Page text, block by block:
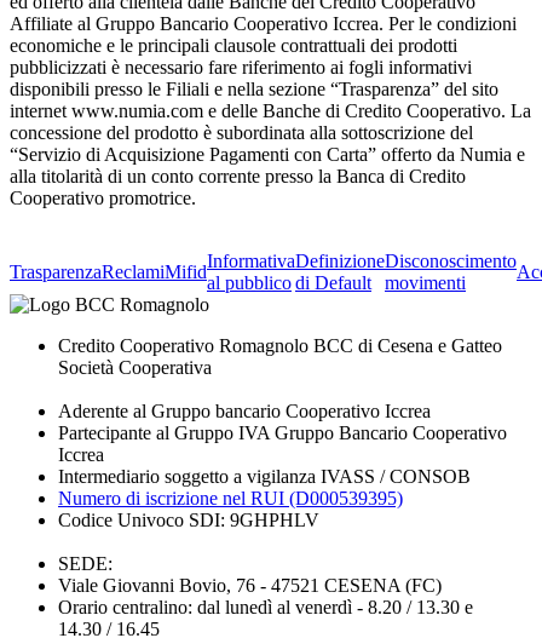
Affiliate al Gruppo Bancario Cooperativo Iccrea. Per le condizioni
economiche e le principali clausole contrattuali dei prodotti
pubblicizzati è necessario fare riferimento ai fogli informativi
disponibili presso le Filiali e nella sezione “Trasparenza” del sito
internet www.numia.com e delle Banche di Credito Cooperativo. La
concessione del prodotto è subordinata alla sottoscrizione del
“Servizio di Acquisizione Pagamenti con Carta” offerto da Numia e
alla titolarità di un conto corrente presso la Banca di Credito
Cooperativo promotrice.
TrasparenzaReclamiMifid
Informativa
al pubblico
Definizione
di Default
Disconoscimento
movimenti
Credito Cooperativo Romagnolo BCC di Cesena e Gatteo
Società Cooperativa
Aderente al Gruppo bancario Cooperativo Iccrea
Partecipante al Gruppo IVA Gruppo Bancario Cooperativo
Iccrea
Intermediario soggetto a vigilanza IVASS / CONSOB
Numero di iscrizione nel RUI (D000539395)
Codice Univoco SDI: 9GHPHLV
SEDE:
Viale Giovanni Bovio, 76 - 47521 CESENA (FC)
Orario centralino: dal lunedì al venerdì - 8.20 / 13.30 e
14.30 / 16.45